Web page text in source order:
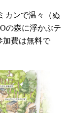
カンで温々（ぬ
の森に浮かぶテ
加費は無料で